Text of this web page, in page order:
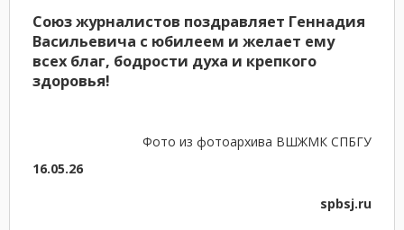
Союз журналистов поздравляет Геннадия
Васильевича с юбилеем и желает ему
всех благ, бодрости духа и крепкого
здоровья!
Фото из фотоархива ВШЖМК СПБГУ
16.05.26
spbsj.ru